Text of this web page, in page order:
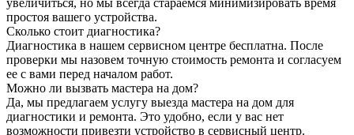
простоя вашего устройства.
Сколько стоит диагностика?
Диагностика в нашем сервисном центре бесплатна. После
проверки мы назовем точную стоимость ремонта и согласуем
ее с вами перед началом работ.
Можно ли вызвать мастера на дом?
Да, мы предлагаем услугу выезда мастера на дом для
диагностики и ремонта. Это удобно, если у вас нет
возможности привезти устройство в сервисный центр.